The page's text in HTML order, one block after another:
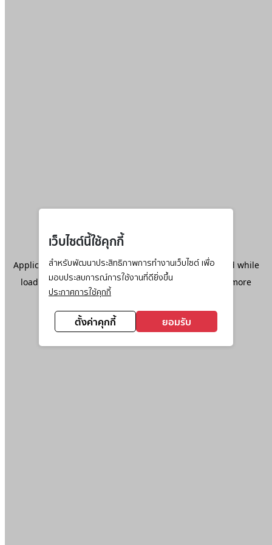
เว็บไซต์นี้ใช้คุกกี้
สำหรับพัฒนาประสิทธิภาพการทำงานเว็บไซต์ เพื่อ
มอบประสบการณ์การใช้งานที่ดียิ่งขึ้น
ประกาศการใช้คุกกี้
ตั้งค่าคุกกี้ ยอมรับ
Application error: aclient-side exception has occurred while
loadingwww.ktc.co.th(see the browser console
for more
information).